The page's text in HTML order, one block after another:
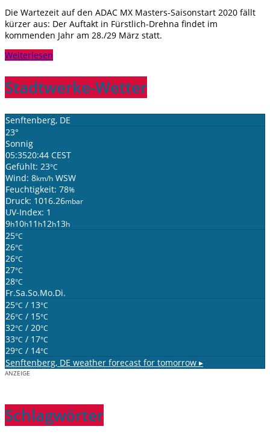
Die Wartezeit auf den ADAC MX Masters-Saisonstart 2020 fällt
kürzer aus: Der Auftakt in Fürstlich-Drehna findet im
kommenden Jahr am 28./29 März statt.
Weiterlesen
Stadtwerke-Wetter
Senftenberg, DE
23°
Sonnig
05:3520:44 CEST
Gefühlt: 23°C
Wind: 8km/h WSW
Feuchtigkeit: 78%
Druck: 1016.26mbar
UV-Index: 1
9h10h11 h12h13h
25°C
26°C
26°C
27°C
28°C
Fr.Sa.So.Mo.Di.
25°C / 13°C
26°C / 15°C
32°C / 20°C
33°C / 17°C
29°C / 14°C
Senftenberg, DE weather forecast for tomorrow ▸
ANZEIGE
Schlagwörter